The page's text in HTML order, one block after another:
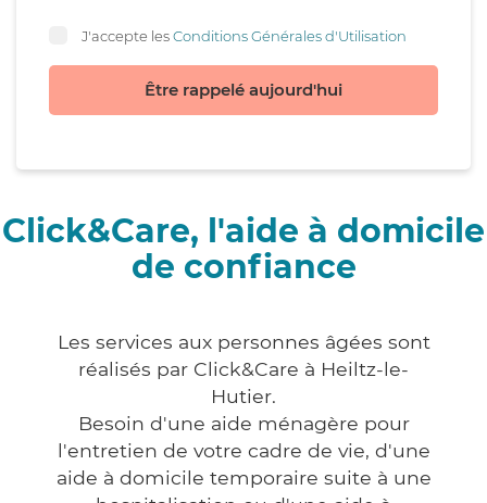
J'accepte lesConditions Générales d'Utilisation
Être rappelé aujourd'hui
Click&Care, l'aide à domicile
de confiance
Les services aux personnes âgées sont
réalisés par Click&Care à Heiltz-le-
Hutier.
Besoin d'une aide ménagère pour
l'entretien de votre cadre de vie, d'une
aide à domicile temporaire suite à une